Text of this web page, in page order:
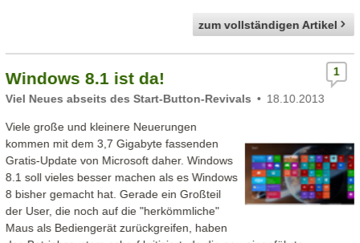
zum vollständigen Artikel
Windows 8.1 ist da!
Viel Neues abseits des Start-Button-Revivals 18.10.2013
1
Viele große und kleinere Neuerungen
kommen mit dem 3,7 Gigabyte fassenden
Gratis-Update von Microsoft daher. Windows
8.1 soll vieles besser machen als es Windows
8 bisher gemacht hat. Gerade ein Großteil
der User, die noch auf die "herkömmliche"
Maus als Bediengerät zurückgreifen, haben